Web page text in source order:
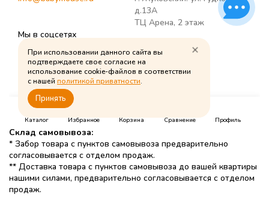
Склад самовывоза:
* Забор товара с пунктов самовывоза предварительно
согласовывается с отделом продаж.
** Доставка товара с пунктов самовывоза до вашей квартиры
нашими силами, предварительно согласовывается с отделом
продаж.